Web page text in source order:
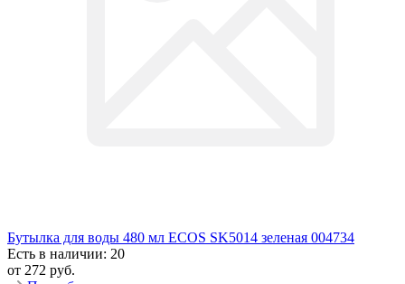
Бутылка для воды 480 мл ECOS SK5014 зеленая 004734
Есть в наличии: 20
от 272 руб.